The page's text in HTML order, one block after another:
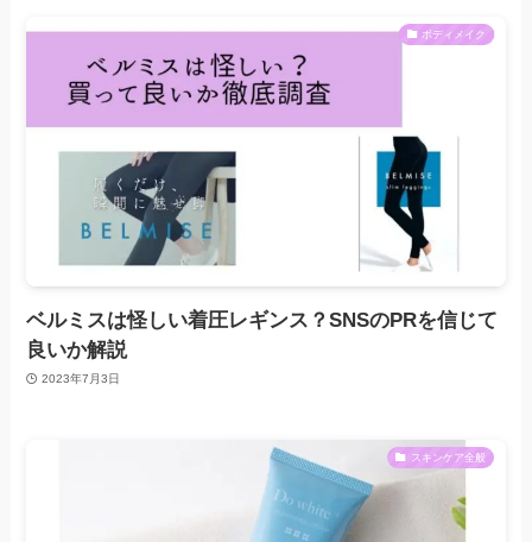
ボディメイク
ベルミスは怪しい着圧レギンス？SNSのPRを信じて
良いか解説
2023年7月3日
スキンケア全般